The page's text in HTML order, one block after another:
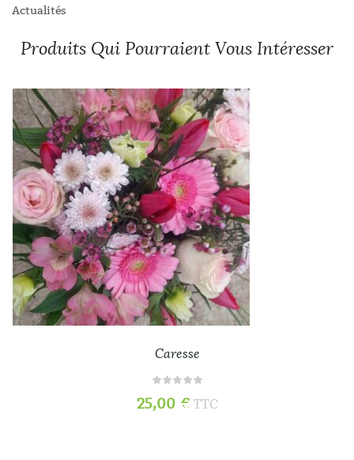
Actualités
Produits Qui Pourraient Vous Intéresser
Caresse
25,00 € TTC